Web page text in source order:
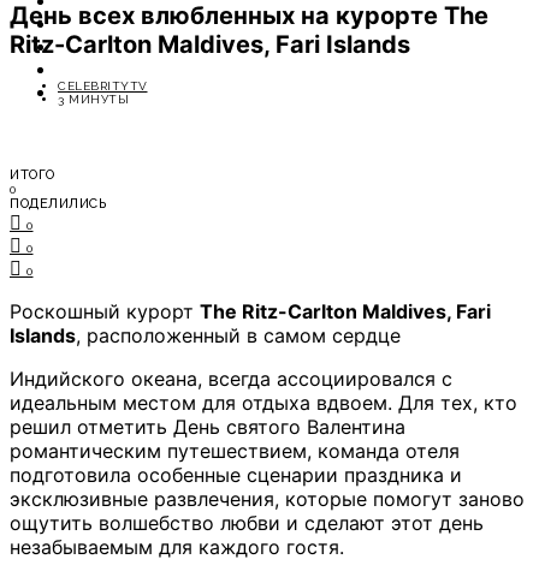
МОДА
ЛИЧНОСТЬ
СОВЕТЫ ЭКСПЕРТОВ
День всех влюбленных на курорте The
Ritz-Carlton Maldives, Fari Islands
CELEBRITYTV
3 МИНУТЫ
ИТОГО
0
ПОДЕЛИЛИСЬ
0
0
0
Роскошный курорт The Ritz-Carlton Maldives, Fari
Islands, расположенный в самом сердце
Индийского океана, всегда ассоциировался с
идеальным местом для отдыха вдвоем. Для тех, кто
решил отметить День святого Валентина
романтическим путешествием, команда отеля
подготовила особенные сценарии праздника и
эксклюзивные развлечения, которые помогут заново
ощутить волшебство любви и сделают этот день
незабываемым для каждого гостя.